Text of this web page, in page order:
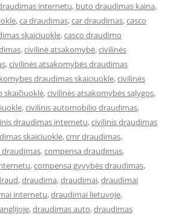
internetu, buto draudimas kaina,
,ca draudimas,car draudimas,casco
skaiciuokle,casco draudimo
,civilinė atsakomybė,civilinės
,civilinės atsakomybės draudimas
draudimas skaiciuokle,civilinės
skaičiuoklė,civilinės atsakomybės sąlygos,
,civilinis automobilio draudimas,
draudimas internetu,civilinis draudimas
skaiciuokle,cmr draudimas,
,compensa draudimas,
,compensa gyvybės draudimas,
,draudima,draudimai,draudimai
internetu,draudimai lietuvoje,
,draudimas auto,draudimas